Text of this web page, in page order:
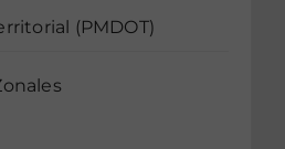
(PMDOT)